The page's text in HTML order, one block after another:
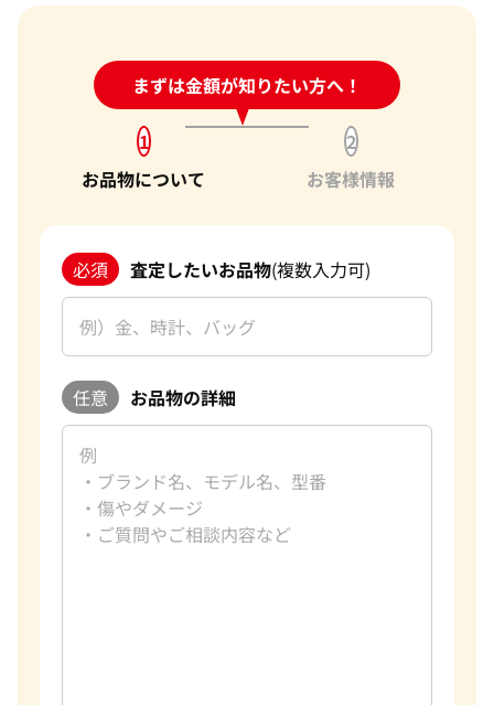
まずは金額が知りたい方へ！
24時間受付中!問い合わせフォーム
1
お品物について
2
お客様情報
必須 査定したいお品物(複数入力可)
任意 お品物の詳細